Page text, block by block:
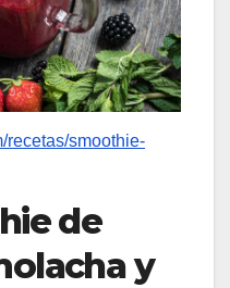
recetas/smoothie-
de
y